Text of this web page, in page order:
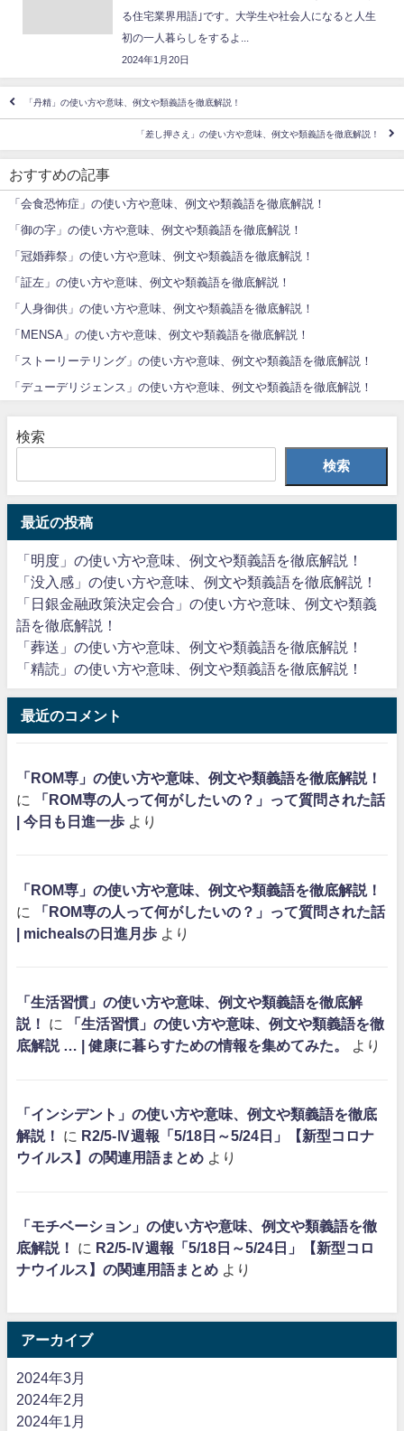
る住宅業界用語｣です。大学生や社会人になると人生
初の一人暮らしをするよ...
2024年1月20日
「丹精」の使い方や意味、例文や類義語を徹底解説！
「差し押さえ」の使い方や意味、例文や類義語を徹底解説！
おすすめの記事
「会食恐怖症」の使い方や意味、例文や類義語を徹底解説！
「御の字」の使い方や意味、例文や類義語を徹底解説！
「冠婚葬祭」の使い方や意味、例文や類義語を徹底解説！
「証左」の使い方や意味、例文や類義語を徹底解説！
「人身御供」の使い方や意味、例文や類義語を徹底解説！
「MENSA」の使い方や意味、例文や類義語を徹底解説！
「ストーリーテリング」の使い方や意味、例文や類義語を徹底解説！
「デューデリジェンス」の使い方や意味、例文や類義語を徹底解説！
検索
検索
最近の投稿
「明度」の使い方や意味、例文や類義語を徹底解説！
「没入感」の使い方や意味、例文や類義語を徹底解説！
「日銀金融政策決定会合」の使い方や意味、例文や類義
語を徹底解説！
「葬送」の使い方や意味、例文や類義語を徹底解説！
「精読」の使い方や意味、例文や類義語を徹底解説！
最近のコメント
「ROM専」の使い方や意味、例文や類義語を徹底解説！
に
「ROM専の人って何がしたいの？」って質問された話
| 今日も日進一歩 より
「ROM専」の使い方や意味、例文や類義語を徹底解説！
に
「ROM専の人って何がしたいの？」って質問された話
| michealsの日進月歩 より
「生活習慣」の使い方や意味、例文や類義語を徹底解
説！
に
「生活習慣」の使い方や意味、例文や類義語を徹
底解説 … | 健康に暮らすための情報を集めてみた。
より
「インシデント」の使い方や意味、例文や類義語を徹底
解説！
に R2/5-Ⅳ週報「5/18日～5/24日」【新型コロナ
ウイルス】の関連用語まとめ より
「モチベーション」の使い方や意味、例文や類義語を徹
底解説！
に R2/5-Ⅳ週報「5/18日～5/24日」【新型コロ
ナウイルス】の関連用語まとめ より
アーカイブ
2024年3月
2024年2月
2024年1月